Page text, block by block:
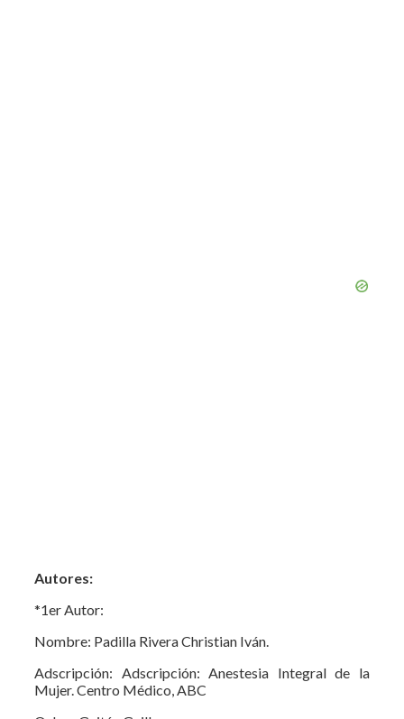
Autores:
*1er Autor:
Nombre: Padilla Rivera Christian Iván.
Adscripción: Adscripción: Anestesia Integral de la
Mujer. Centro Médico, ABC